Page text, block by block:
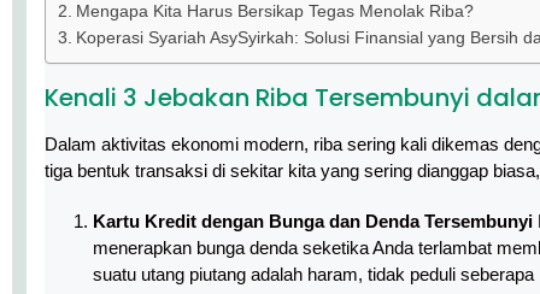
Mengapa Kita Harus Bersikap Tegas Menolak Riba?
Koperasi Syariah AsySyirkah: Solusi Finansial yang Bersih
Kenali 3 Jebakan Riba Tersembunyi
Dalam aktivitas ekonomi modern, riba sering kali dikemas
tiga bentuk transaksi di sekitar kita yang sering dianggap
Kartu Kredit dengan Bunga dan Denda Tersembunyi
menerapkan bunga denda seketika Anda terlambat
suatu utang piutang adalah haram, tidak peduli